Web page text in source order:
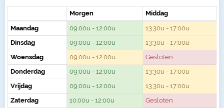
Morgen
Middag
Maandag
09:00u - 12:00u
13:30u - 17:00u
Dinsdag
09:00u - 12:00u
13:30u - 17:00u
Woensdag
09:00u - 12:00u
Gesloten
Donderdag
09:00u - 12:00u
13:30u - 17:00u
Vrijdag
09:00u - 12:00u
13:30u - 17:00u
Zaterdag
10:00u - 12:00u
Gesloten